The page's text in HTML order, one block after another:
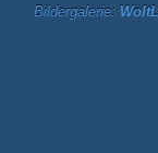
Bildergalerie: